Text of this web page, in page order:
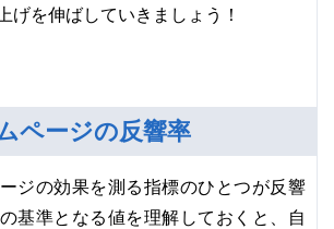
げを伸ばしていきましょう！
ページの反響率
ジの効果を測る指標のひとつが反響
基準となる値を理解しておくと、自